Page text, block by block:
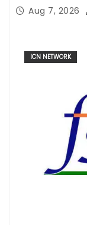
Aug 7, 2026
ICN NETWORK